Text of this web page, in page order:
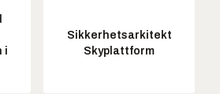
i
Sikkerhetsarkitekt
Skyplattform